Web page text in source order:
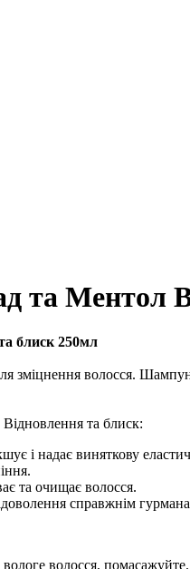
Ментол
блиск 250мл
зміцнення волосся.
та блиск:
і надає виняткову
та очищає волосся.
справжнім
волосся,